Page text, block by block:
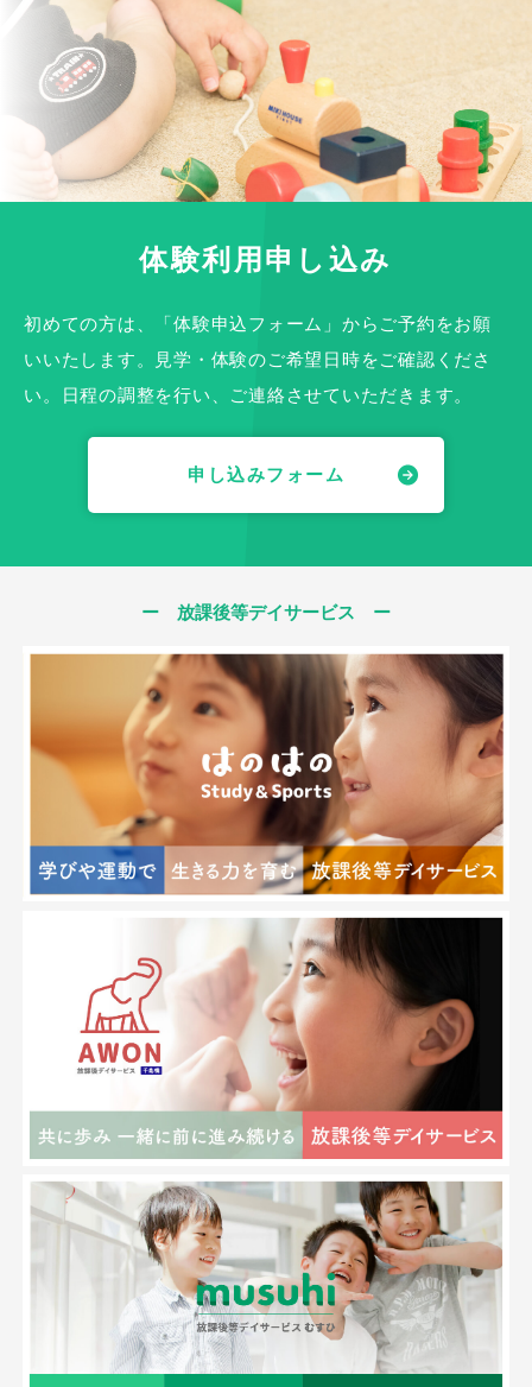
体験利用申し込み
初めての方は、「体験申込フォーム」から ご予約をお願
いいたします。
見学・体験のご希望日時をご確認くださ
い。
日程の調整を行い、ご連絡させていただきます。
申し込みフォーム
ー 放課後等デイサービス ー